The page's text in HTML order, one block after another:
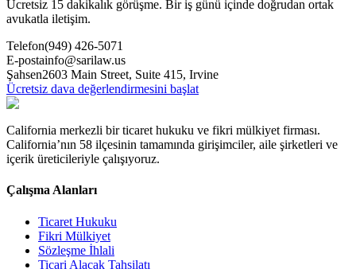
Ücretsiz 15 dakikalık görüşme. Bir iş günü içinde doğrudan ortak
avukatla iletişim.
Telefon(949) 426-5071
E-postainfo@sarilaw.us
Şahsen2603 Main Street, Suite 415, Irvine
Ücretsiz dava değerlendirmesini başlat
California merkezli bir ticaret hukuku ve fikri mülkiyet firması.
California’nın 58 ilçesinin tamamında girişimciler, aile şirketleri ve
içerik üreticileriyle çalışıyoruz.
Çalışma Alanları
Ticaret Hukuku
Fikri Mülkiyet
Sözleşme İhlali
Ticari Alacak Tahsilatı